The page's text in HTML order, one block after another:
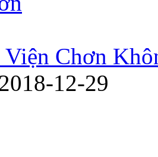
Chơn
12-29